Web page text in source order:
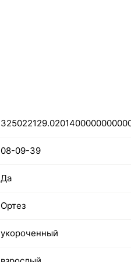
08-09-39
Да
Ортез
укороченный